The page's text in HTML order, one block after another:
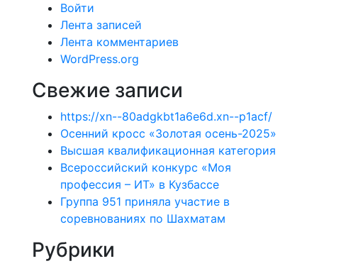
Войти
Лента записей
Лента комментариев
WordPress.org
Свежие записи
https://xn--80adgkbt1a6e6d.xn--p1acf/
Осенний кросс «Золотая осень-2025»
Высшая квалификационная категория
Всероссийский конкурс «Моя
профессия – ИТ» в Кузбассе
Группа 951 приняла участие в
соревнованиях по Шахматам
Рубрики